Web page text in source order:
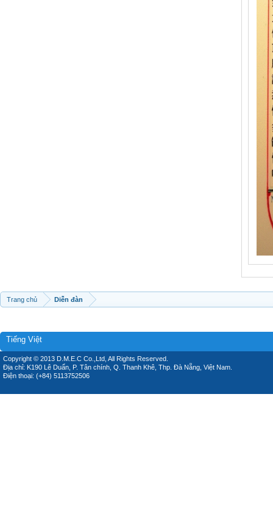
Trang chủ Diễn đàn
Tiếng Việt
Copyright © 2013 D.M.E.C Co.,Ltd, All Rights Reserved.
Địa chỉ: K190 Lê Duẩn, P. Tân chính, Q. Thanh Khê, Thp. Đà Nẵng, Việt Nam.
Điện thoại: (+84) 5113752506